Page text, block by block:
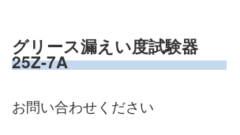
グリース漏えい度試験器
25Z-7A
お問い合わせください